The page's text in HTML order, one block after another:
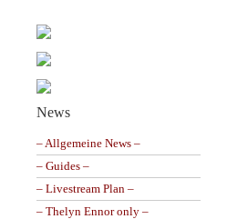
News
– Allgemeine News –
– Guides –
– Livestream Plan –
– Thelyn Ennor only –